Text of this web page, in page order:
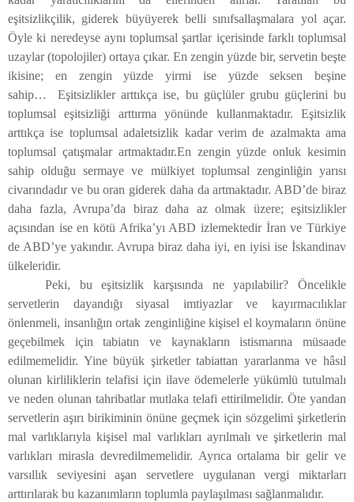
eşitsizlikçilik, giderek büyüyerek belli sınıfsallaşmalara yol açar.
Öyle ki neredeyse aynı toplumsal şartlar içerisinde farklı toplumsal
uzaylar (topolojiler) ortaya çıkar. En zengin yüzde bir, servetin beşte
ikisine; en zengin yüzde yirmi ise yüzde seksen beşine
sahip… Eşitsizlikler arttıkça ise, bu güçlüler grubu güçlerini bu
toplumsal eşitsizliği arttırma yönünde kullanmaktadır. Eşitsizlik
arttıkça ise toplumsal adaletsizlik kadar verim de azalmakta ama
toplumsal çatışmalar artmaktadır.En zengin yüzde onluk kesimin
sahip olduğu sermaye ve mülkiyet toplumsal zenginliğin yarısı
civarındadır ve bu oran giderek daha da artmaktadır. ABD’de biraz
daha fazla, Avrupa’da biraz daha az olmak üzere; eşitsizlikler
açısından ise en kötü Afrika’yı ABD izlemektedir İran ve Türkiye
de ABD’ye yakındır. Avrupa biraz daha iyi, en iyisi ise İskandinav
ülkeleridir.
Peki, bu eşitsizlik karşısında ne yapılabilir? Öncelikle
servetlerin dayandığı siyasal imtiyazlar ve kayırmacılıklar
önlenmeli, insanlığın ortak zenginliğine kişisel el koymaların önüne
geçebilmek için tabiatın ve kaynakların istismarına müsaade
edilmemelidir. Yine büyük şirketler tabiattan yararlanma ve hâsıl
olunan kirliliklerin telafisi için ilave ödemelerle yükümlü tutulmalı
ve neden olunan tahribatlar mutlaka telafi ettirilmelidir. Öte yandan
servetlerin aşırı birikiminin önüne geçmek için sözgelimi şirketlerin
mal varlıklarıyla kişisel mal varlıkları ayrılmalı ve şirketlerin mal
varlıkları mirasla devredilmemelidir. Ayrıca ortalama bir gelir ve
varsıllık seviyesini aşan servetlere uygulanan vergi miktarları
arttırılarak bu kazanımların toplumla paylaşılması sağlanmalıdır.